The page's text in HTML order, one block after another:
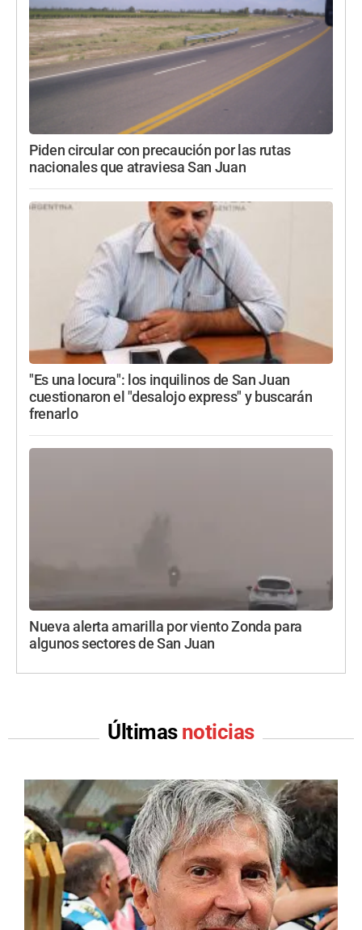
Piden circular con precaución por las rutas
nacionales que atraviesa San Juan
"Es una locura": los inquilinos de San Juan
cuestionaron el "desalojo express" y buscarán
frenarlo
Nueva alerta amarilla por viento Zonda para
algunos sectores de San Juan
Últimas noticias